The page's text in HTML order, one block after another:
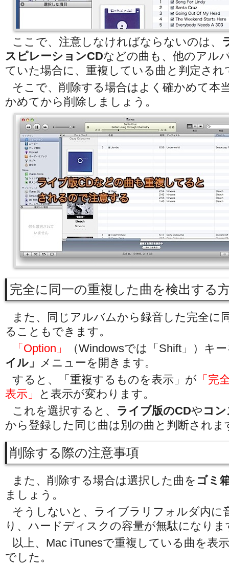
ここで、注意しなければならないのは、
スピレーションCDなどの曲も、他のアル
ていた場合に、重複している曲と判定さ
そこで、削除する場合はよく確かめて本
かめてから削除しましょう。
完全に同一の重複した曲を検出する
また、同じアルバムから録音した完全に
ることもできます。
「Option」
（Windowsでは「Shift」）キ
イル」 メニューを開きます。
すると、「重複するものを表示」が 「完
表示」
と表示が変わります。
これを選択すると、 ライブ版のCDや コ
から登録した同じ曲は別の曲と判断されま
削除する際の注意事項
また、削除する場合は選択した曲を ゴミ
ましょう。
そうしないと、ライブラリフォルダ内に
り、ハードディスクの容量が無駄になりま
以上、Mac iTunesで重複している曲を表
でした。